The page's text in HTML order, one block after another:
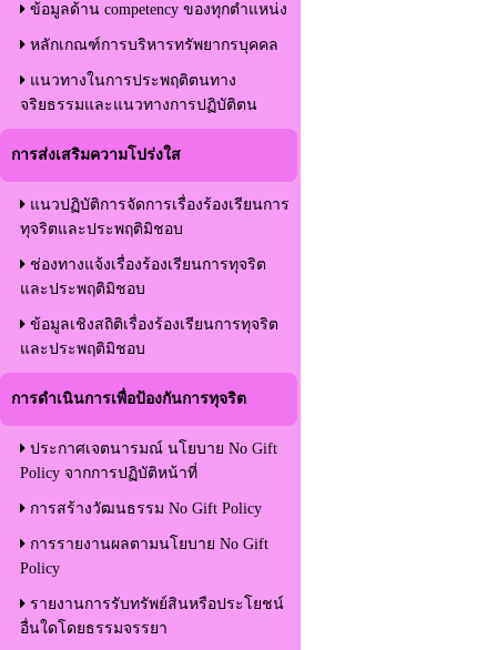
ข้อมูลด้าน competency ของทุกตำแหน่ง
หลักเกณฑ์การบริหารทรัพยากรบุคคล
แนวทางในการประพฤติตนทาง
จริยธรรมและแนวทางการปฏิบัติตน
การส่งเสริมความโปร่งใส
แนวปฏิบัติการจัดการเรื่องร้องเรียนการ
ทุจริตและประพฤติมิชอบ
ช่องทางแจ้งเรื่องร้องเรียนการทุจริต
และประพฤติมิชอบ
ข้อมูลเชิงสถิติเรื่องร้องเรียนการทุจริต
และประพฤติมิชอบ
การดำเนินการเพื่อป้องกันการทุจริต
ประกาศเจตนารมณ์ นโยบาย No Gift
Policy จากการปฏิบัติหน้าที่
การสร้างวัฒนธรรม No Gift Policy
การรายงานผลตามนโยบาย No Gift
Policy
รายงานการรับทรัพย์สินหรือประโยชน์
อื่นใดโดยธรรมจรรยา